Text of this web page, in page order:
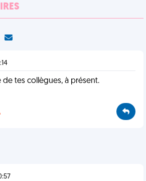
de tes collègues, à présent.